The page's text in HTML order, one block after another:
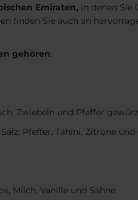
Emiraten, in denen Sie
finden Sie auch an
gehören:
Zwiebeln und Pfeffer
Pfeffer, Tahini, Zitrone und
Milch, Vanille und Sahne